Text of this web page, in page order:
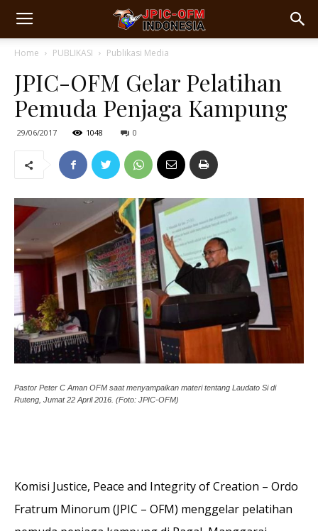
Home PUBLIKASI Publikasi Media
JPIC-OFM Gelar Pelatihan
Pemuda Penjaga Kampung
29/06/2017 1048 0
Pastor Peter C Aman OFM saat menyampaikan materi tentang Laudato Si di
Ruteng, Jumat 22 April 2016. (Foto: JPIC-OFM)
Komisi Justice, Peace and Integrity of Creation – Ordo
Fratrum Minorum (JPIC – OFM) menggelar pelatihan